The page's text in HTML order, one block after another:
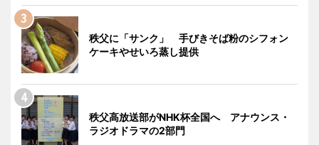
秩父に「サンク」 手びきそば粉のシフォン
ケーキやせいろ蒸し提供
秩父高放送部がNHK杯全国へ アナウンス・
ラジオドラマの2部門